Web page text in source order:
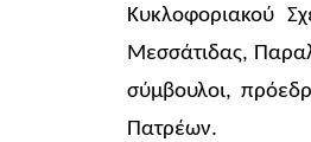
Κυκλοφοριακού
Μεσσάτιδας,
σύμβουλοι,
Πατρέων.